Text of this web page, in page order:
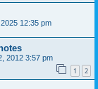
12:35 pm
2012 3:57 pm
1 2